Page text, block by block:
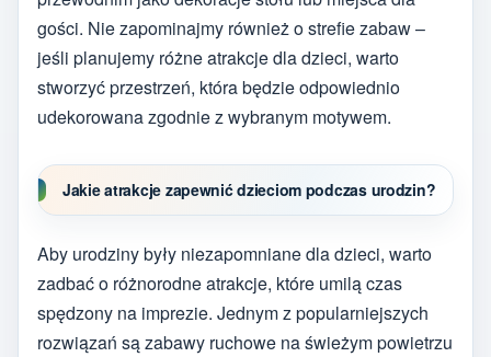
gości. Nie zapominajmy również o strefie zabaw –
jeśli planujemy różne atrakcje dla dzieci, warto
stworzyć przestrzeń, która będzie odpowiednio
udekorowana zgodnie z wybranym motywem.
Jakie atrakcje zapewnić dzieciom podczas urodzin?
Aby urodziny były niezapomniane dla dzieci, warto
zadbać o różnorodne atrakcje, które umilą czas
spędzony na imprezie. Jednym z popularniejszych
rozwiązań są zabawy ruchowe na świeżym powietrzu